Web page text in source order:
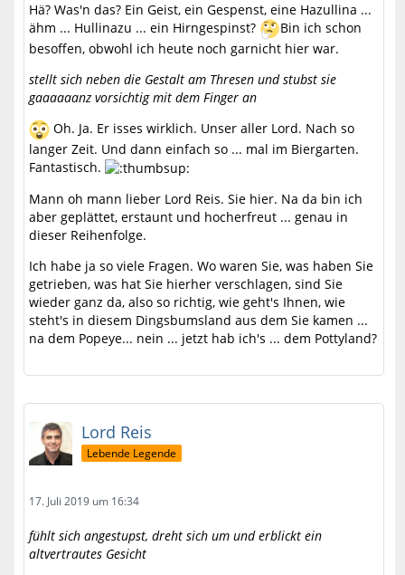
Hä? Was'n das? Ein Geist, ein Gespenst, eine Hazullina ...
ähm ... Hullinazu ... ein Hirngespinst?
Bin ich schon
besoffen, obwohl ich heute noch garnicht hier war.
stellt sich neben die Gestalt am Thresen und stubst sie
gaaaaaanz vorsichtig mit dem Finger an
Oh. Ja. Er isses wirklich. Unser aller Lord. Nach so
langer Zeit. Und dann einfach so ... mal im Biergarten.
Fantastisch.
Mann oh mann lieber Lord Reis. Sie hier. Na da bin ich
aber geplättet, erstaunt und hocherfreut ... genau in
dieser Reihenfolge.
Ich habe ja so viele Fragen. Wo waren Sie, was haben Sie
getrieben, was hat Sie hierher verschlagen, sind Sie
wieder ganz da, also so richtig, wie geht's Ihnen, wie
steht's in diesem Dingsbumsland aus dem Sie kamen ...
na dem Popeye... nein ... jetzt hab ich's ... dem Pottyland?
Lord Reis
Lebende Legende
17. Juli 2019 um 16:34
fühlt sich angestupst, dreht sich um und erblickt ein
altvertrautes Gesicht